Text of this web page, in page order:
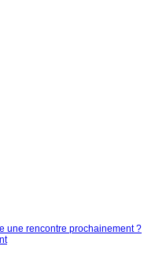
une rencontre prochainement ?